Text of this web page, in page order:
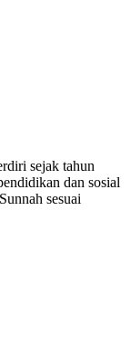
sejak tahun
dan sosial
sesuai